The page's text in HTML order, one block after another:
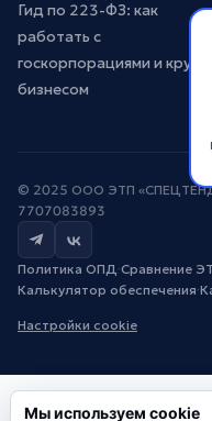
Гид по 223-ФЗ: как
работать с
госкорпорациями и
бизнесом
© 2025 ООО ЭТП
7707083893
Политика ОПД·Сравнение
Калькулятор обеспечения·
Настройки cookie
Мы используем cookie